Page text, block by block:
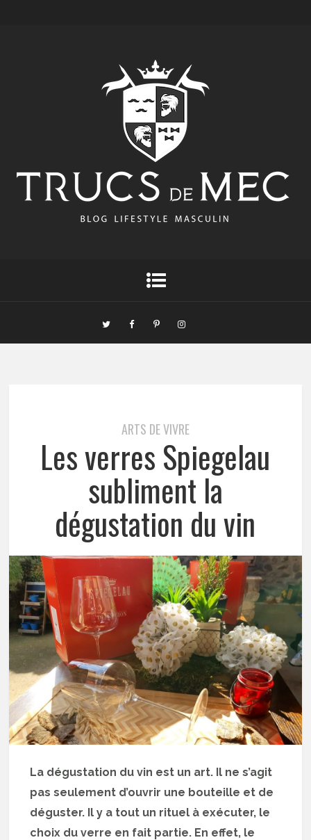
ARTS DE VIVRE
Les verres Spiegelau
subliment la
dégustation du vin
La dégustation du vin est un art. Il ne s’agit
pas seulement d’ouvrir une bouteille et de
déguster. Il y a tout un rituel à exécuter, le
choix du verre en fait partie. En effet, le